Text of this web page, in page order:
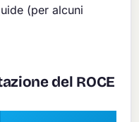
(per alcuni
del ROCE